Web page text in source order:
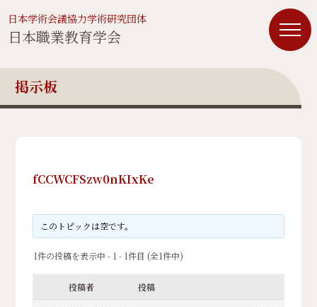
日本学術会議協力学術研究団体
日本職業教育学会
掲示板
fCCWCFSzw0nKIxKe
このトピックは空です。
1件の投稿を表示中 - 1 - 1件目 (全1件中)
投稿者 投稿